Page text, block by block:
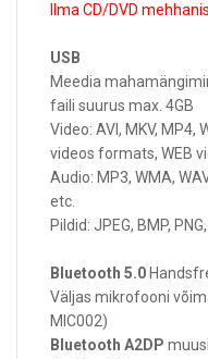
Ilma CD/DVD
USB
Meedia
faili suurus max. 4GB
Video: AVI, MKV, MP4,
videos formats, WEB
Audio: MP3, WMA,
etc.
Pildid: JPEG, BMP,
Bluetooth 5.0
Väljas mikrofooni
MIC002)
Bluetooth A2DP